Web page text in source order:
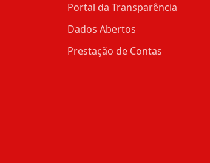
Portal da Transparência
Dados Abertos
Prestação de Contas